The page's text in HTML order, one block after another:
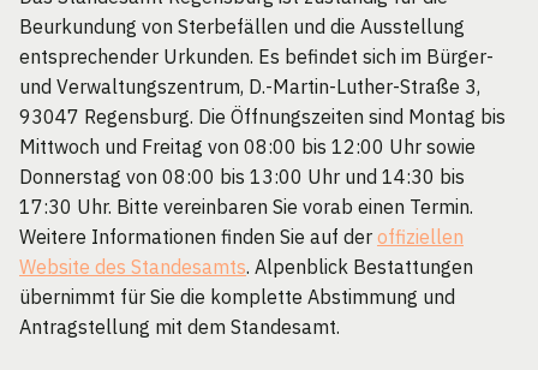
Beurkundung von Sterbefällen und die Ausstellung
entsprechender Urkunden. Es befindet sich im Bürger-
und Verwaltungszentrum, D.-Martin-Luther-Straße 3,
93047 Regensburg. Die Öffnungszeiten sind Montag bis
Mittwoch und Freitag von 08:00 bis 12:00 Uhr sowie
Donnerstag von 08:00 bis 13:00 Uhr und 14:30 bis
17:30 Uhr. Bitte vereinbaren Sie vorab einen Termin.
Weitere Informationen finden Sie auf der offiziellen
Website des Standesamts. Alpenblick Bestattungen
übernimmt für Sie die komplette Abstimmung und
Antragstellung mit dem Standesamt.